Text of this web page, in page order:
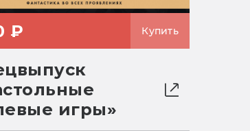
₽ Купить
игры»